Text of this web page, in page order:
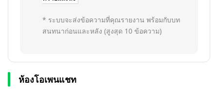
* ระบบจะส่งข้อความที่คุณรายงาน พร้อมกับบท
สนทนาก่อนและหลัง (สูงสุด 10 ข้อความ)
ห้องโอเพนแชท